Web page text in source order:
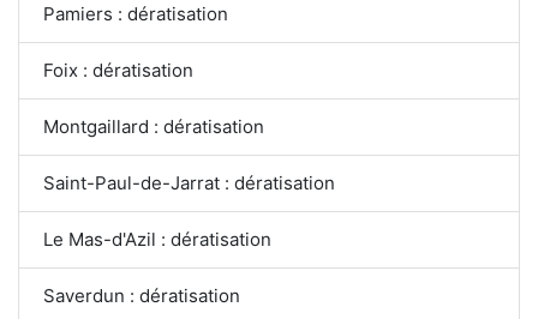
Pamiers : dératisation
Foix : dératisation
Montgaillard : dératisation
Saint-Paul-de-Jarrat : dératisation
Le Mas-d'Azil : dératisation
Saverdun : dératisation